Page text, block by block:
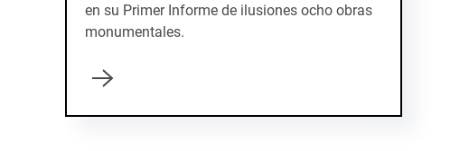
en su Primer Informe de ilusiones ocho obras
monumentales.